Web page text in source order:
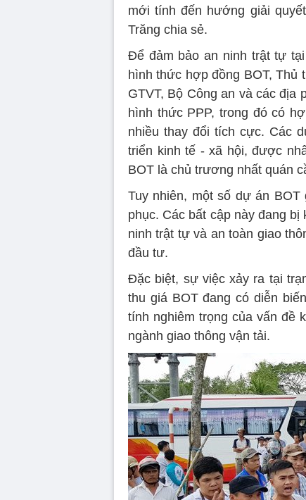
mới tính đến hướng giải
Trăng chia sẻ.
Để đảm bảo an ninh trật tự
hình thức hợp đồng BOT, Thủ
GTVT, Bộ Công an và các địa
hình thức PPP, trong đó có
nhiều thay đổi tích cực. Các
triển kinh tế - xã hội, được
BOT là chủ trương nhất quán
Tuy nhiên, một số dự án
phục. Các bất cập này đang
ninh trật tự và an toàn giao
đầu tư.
Đặc biệt, sự việc xảy ra tại
thu giá BOT đang có diễn
tính nghiêm trọng của vấn đề
ngành giao thông vận tải.